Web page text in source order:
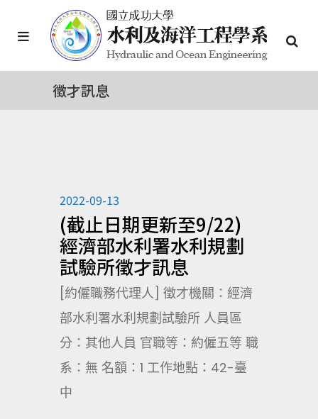
徵才訊息
2022-09-13
(截止日期更新至9/22)
經濟部水利署水利規劃
試驗所徵才訊息
[約僱職務代理人] 徵才機關：經濟
部水利署水利規劃試驗所 人員區
分：其他人員 官職等：約僱五等 職
系：無 名額：1 工作地點：42-臺
中